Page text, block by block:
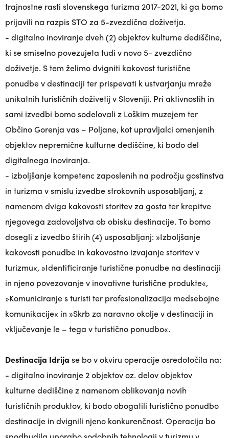
trajnostne rasti slovenskega turizma 2017-2021, ki ga bomo
prijavili na razpis STO za 5-zvezdična doživetja.
- digitalno inoviranje dveh (2) objektov kulturne dediščine,
ki se smiselno povezujeta tudi v novo 5- zvezdično
doživetje. S tem želimo dvigniti kakovost turistične
ponudbe v destinaciji ter prispevati k ustvarjanju mreže
unikatnih turističnih doživetij v Sloveniji. Pri aktivnostih in
sami izvedbi bomo sodelovali z Loškim muzejem ter
Občino Gorenja vas – Poljane, kot upravljalci omenjenih
objektov nepremične kulturne dediščine, ki bodo del
digitalnega inoviranja.
- izboljšanje kompetenc zaposlenih na področju gostinstva
in turizma v smislu izvedbe strokovnih usposabljanj, z
namenom dviga kakovosti storitev za gosta ter krepitve
njegovega zadovoljstva ob obisku destinacije. To bomo
dosegli z izvedbo štirih (4) usposabljanj: »Izboljšanje
kakovosti ponudbe in kakovostno izvajanje storitev v
turizmu«, »Identificiranje turistične ponudbe na destinaciji
in njeno povezovanje v inovativne turistične produkte«,
»Komuniciranje s turisti ter profesionalizacija medsebojne
komunikacije« in »Skrb za naravno okolje v destinaciji in
vključevanje le – tega v turistično ponudbo«.
Destinacija Idrija se bo v okviru operacije osredotočila na:
- digitalno inoviranje 2 objektov oz. delov objektov
kulturne dediščine z namenom oblikovanja novih
turističnih produktov, ki bodo obogatili turistično ponudbo
destinacije in dvignili njeno konkurenčnost. Operacija bo